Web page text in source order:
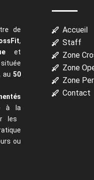
de
,
et
au 50
à la
les
ou
Accueil
Staff
Zone
Zone
Zone
Contact